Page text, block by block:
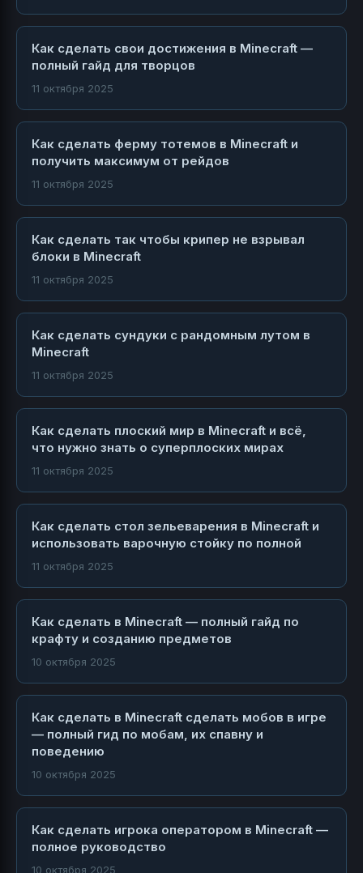
Как сделать свои достижения в Minecraft —
полный гайд для творцов
11 октября 2025
Как сделать ферму тотемов в Minecraft и
получить максимум от рейдов
11 октября 2025
Как сделать так чтобы крипер не взрывал
блоки в Minecraft
11 октября 2025
Как сделать сундуки с рандомным лутом в
Minecraft
11 октября 2025
Как сделать плоский мир в Minecraft и всё,
что нужно знать о суперплоских мирах
11 октября 2025
Как сделать стол зельеварения в Minecraft и
использовать варочную стойку по полной
11 октября 2025
Как сделать в Minecraft — полный гайд по
крафту и созданию предметов
10 октября 2025
Как сделать в Minecraft сделать мобов в игре
— полный гид по мобам, их спавну и
поведению
10 октября 2025
Как сделать игрока оператором в Minecraft —
полное руководство
10 октября 2025